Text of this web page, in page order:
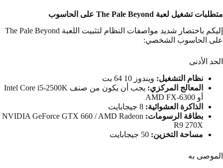
متطلبات تشغيل لعبة The Pale Beyond على الحاسوب
إليكم باختصار شديد مواصفات النظام لتثبيت اللعبة The Pale Beyond
على الحاسوب الشخصي:
الحد الأدنى
نظام التشغيل: ويندوز 10 64 بت
المعالج المركزي:
يجب أن يكون من صنف Intel Core i5-2500K
أو AMD FX-6300
الذاكرة العشوائية:
بطاقة الرسومات: NVIDIA GeForce GTX 660 / AMD Radeon
R9 270X
مساحة التخزين:
الموصى به